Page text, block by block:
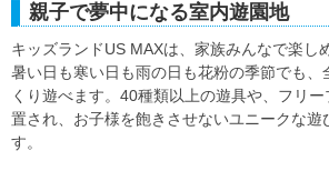
親子で夢中になる室内遊園地
キッズランドUS MAXは、家族みんなで楽し
暑い日も寒い日も雨の日も花粉の季節でも、
くり遊べます。40種類以上の遊具や、フリ
置され、お子様を飽きさせないユニークな遊
す。